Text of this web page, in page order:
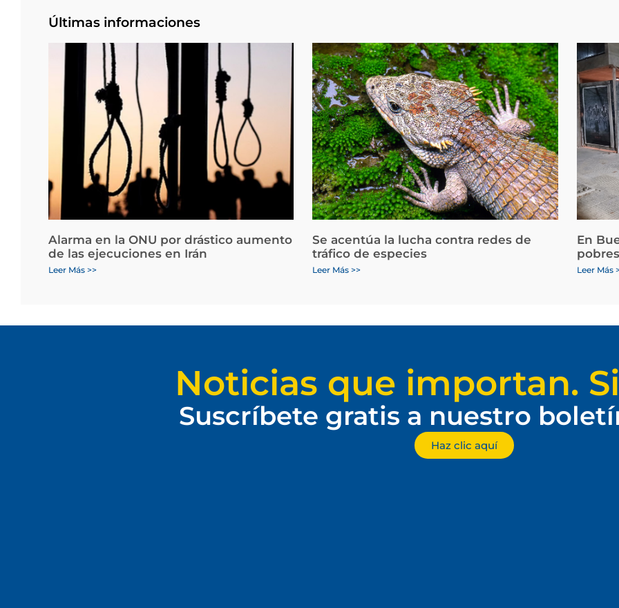
Últimas informaciones
Alarma en la ONU por drástico aumento
de las ejecuciones en Irán
Leer Más >>
Se acentúa la lucha contra redes de
tráfico de especies
Leer Más >>
En
Leer Más
Noticias que importan.
Suscríbete gratis a nuestro
Haz clic aquí